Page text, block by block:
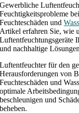
Gewerbliche
Feuchtigkeitsprobleme
Feuchteschäden und
Artikel erfahren Sie, wie
Luftentfeuchtungsgeräte
und nachhaltige
Luftentfeuchter für den
Herausforderungen von
Feuchteschäden und
optimale
beschleunigen und
beheben.